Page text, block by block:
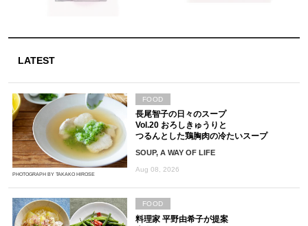
LATEST
PHOTOGRAPH BY TAKAKO HIROSE
長尾智子の日々のスープ
Vol.20 おろしきゅうりと
つるんとした鶏胸肉の冷たいスープ
SOUP, A WAY OF LIFE
Aug 08, 2026
FOOD
料理家 平野由希子が提案
FOOD